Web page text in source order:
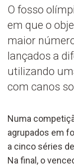
O fosso
em que o
maior
lançados a
utilizando
com canos
Numa
agrupados em
a cinco séries
Na final, o